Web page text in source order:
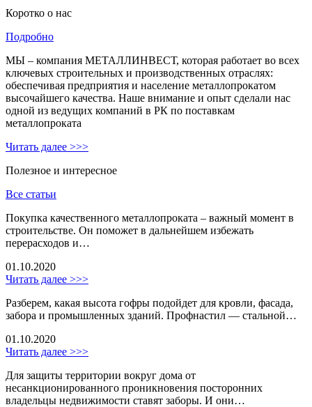
Коротко о нас
Подробно
МЫ – компания МЕТАЛЛИНВЕСТ, которая работает во всех
ключевых строительных и производственных отраслях:
обеспечивая предприятия и население металлопрокатом
высочайшего качества. Наше внимание и опыт сделали нас
одной из ведущих компаний в РК по поставкам
металлопроката
Читать далее >>>
Полезное и интересное
Все статьи
Покупка качественного металлопроката – важный момент в
строительстве. Он поможет в дальнейшем избежать
перерасходов и…
01.10.2020
Читать далее >>>
Разберем, какая высота гофры подойдет для кровли, фасада,
забора и промышленных зданий. Профнастил — стальной…
01.10.2020
Читать далее >>>
Для защиты территории вокруг дома от
несанкционированного проникновения посторонних
владельцы недвижимости ставят заборы. И они…